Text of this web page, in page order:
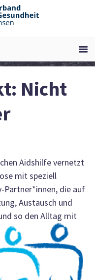
Nicht
Aidshilfe vernetzt
mit speziell
die auf
Austausch und
so den Alltag mit